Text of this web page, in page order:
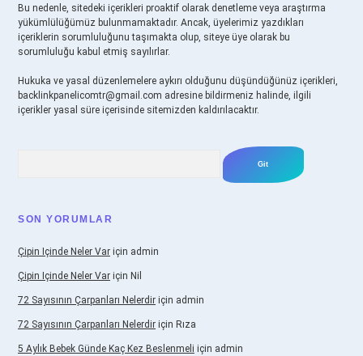
Bu nedenle, sitedeki içerikleri proaktif olarak denetleme veya araştırma
yükümlülüğümüz bulunmamaktadır. Ancak, üyelerimiz yazdıkları
içeriklerin sorumluluğunu taşımakta olup, siteye üye olarak bu
sorumluluğu kabul etmiş sayılırlar.
Hukuka ve yasal düzenlemelere aykırı olduğunu düşündüğünüz içerikleri,
backlinkpanelicomtr@gmail.com adresine bildirmeniz halinde, ilgili
içerikler yasal süre içerisinde sitemizden kaldırılacaktır.
SON YORUMLAR
Çipin Içinde Neler Var için admin
Çipin Içinde Neler Var için Nil
72 Sayısının Çarpanları Nelerdir için admin
72 Sayısının Çarpanları Nelerdir için Rıza
5 Aylık Bebek Günde Kaç Kez Beslenmeli için admin